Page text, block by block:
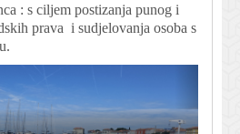
: s ciljem postizanja punog i
prava i sudjelovanja osoba s